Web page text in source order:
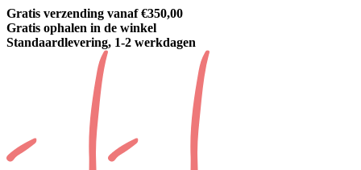
Gratis verzending vanaf €350,00
Gratis ophalen in de winkel
Standaardlevering, 1-2 werkdagen